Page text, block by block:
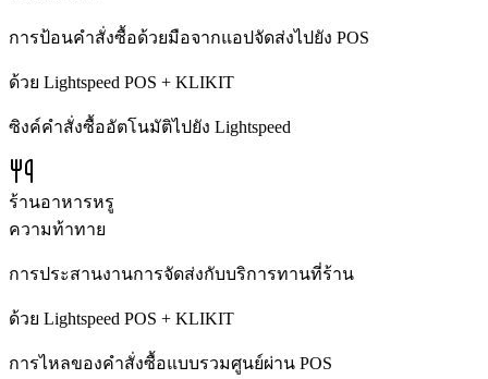
การป้อนคำสั่งซื้อด้วยมือจากแอปจัดส่งไปยัง POS
ด้วย Lightspeed POS + KLIKIT
ซิงค์คำสั่งซื้ออัตโนมัติไปยัง Lightspeed
ร้านอาหารหรู
ความท้าทาย
การประสานงานการจัดส่งกับบริการทานที่ร้าน
ด้วย Lightspeed POS + KLIKIT
การไหลของคำสั่งซื้อแบบรวมศูนย์ผ่าน POS